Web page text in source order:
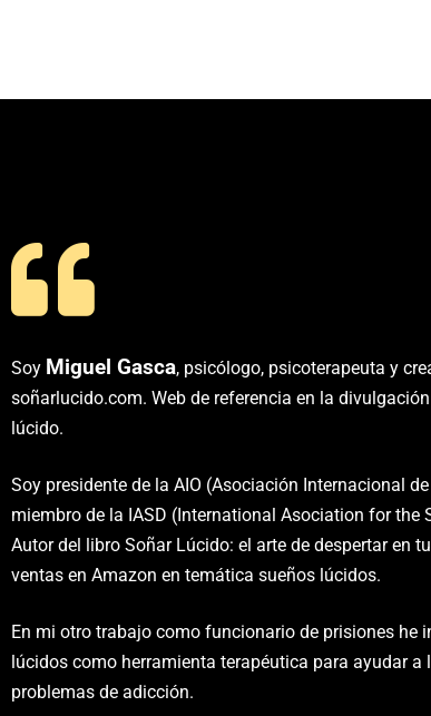
Soy Miguel Gasca, psicólogo, psicoterapeuta y
soñarlucido.com. Web de referencia en la
lúcido.
Soy presidente de la AIO (Asociación Internacional
miembro de la IASD (International Asociation for the
Autor del libro Soñar Lúcido: el arte de despertar en
ventas en Amazon en temática sueños lúcidos.
En mi otro trabajo como funcionario de prisiones he
lúcidos como herramienta terapéutica para ayudar a
problemas de adicción.